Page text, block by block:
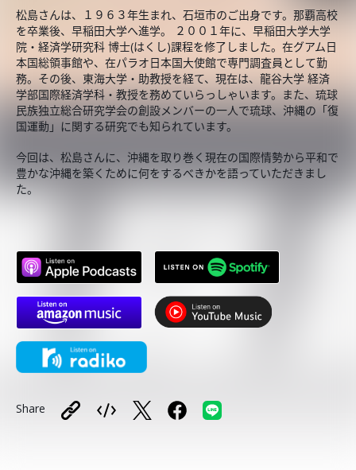
松島さんは、１９６３年生まれ、石垣市のご出身です。那覇高校
を卒業後、早稲田大学へ進学。 ２００１年に、早稲田大学大学
院・経済学研究科 博士(はくし)課程を修了しました。在グアム日
本国総領事館や、在パラオ日本国大使館で専門調査員として勤
務。その後、東海大学・助教授を経て、現在は、龍谷大学 経済
学部国際経済学科・教授を務めていらっしゃいます。また、琉球
民族独立総合研究学会の創設メンバーの一人で琉球、沖縄の「復
国運動」に関する研究でも知られています。
今回は、松島さんに、沖縄を取り巻く現在の国際情勢から平和で
豊かな沖縄を築くために何をするべきかを語っていただきまし
た。
Share